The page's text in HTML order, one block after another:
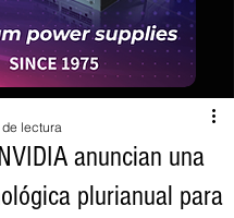
anuncian una
plurianual para
lectura